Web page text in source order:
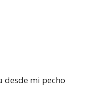
desde mi pecho